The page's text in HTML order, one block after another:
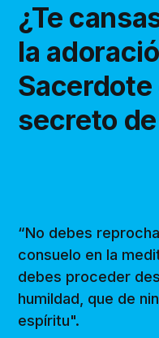
¿Te
la
secreto
“No debes
consuelo en la
debes proceder
humildad, que de
espíritu".